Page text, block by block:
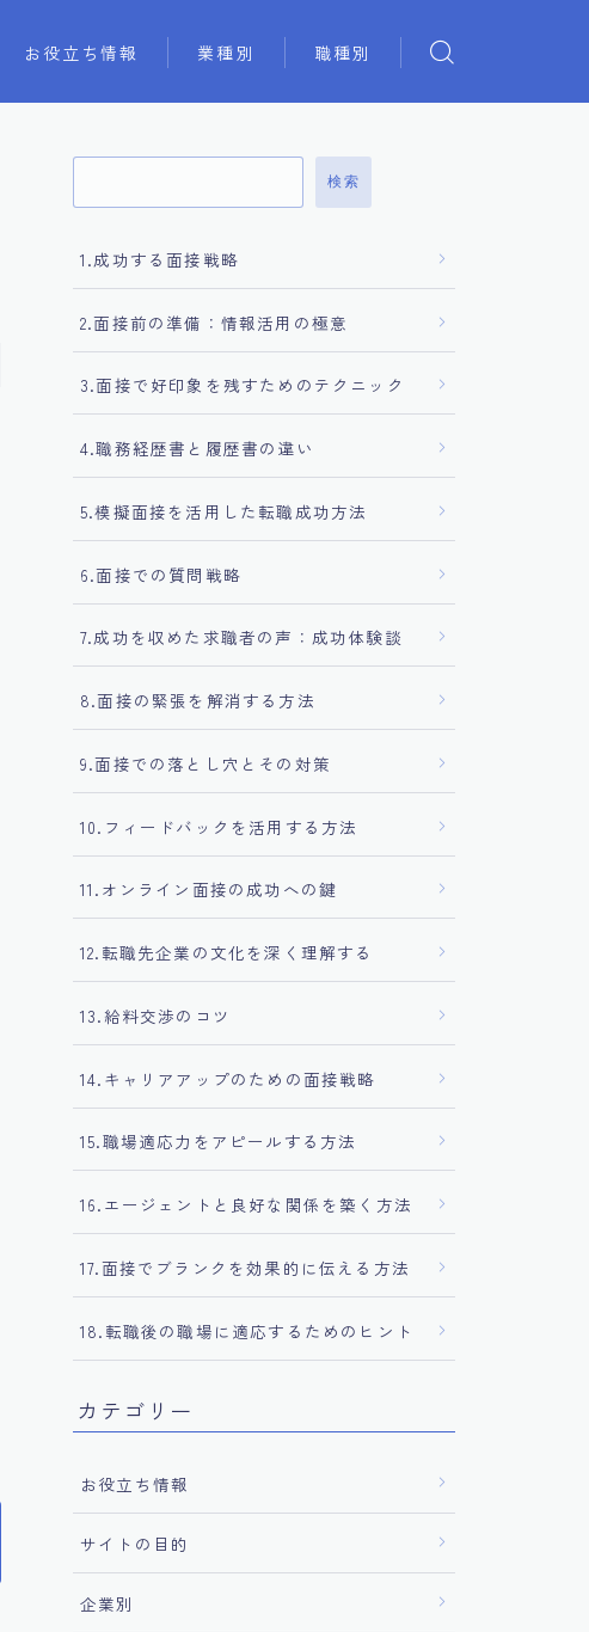
お役立ち情報 業種別 職種別
検索
1.成功する面接戦略
2.面接前の準備：情報活用の極意
3.面接で好印象を残すためのテクニック
4.職務経歴書と履歴書の違い
5.模擬面接を活用した転職成功方法
6.面接での質問戦略
7.成功を収めた求職者の声：成功体験談
8.面接の緊張を解消する方法
9.面接での落とし穴とその対策
10.フィードバックを活用する方法
11.オンライン面接の成功への鍵
12.転職先企業の文化を深く理解する
13.給料交渉のコツ
14.キャリアアップのための面接戦略
15.職場適応力をアピールする方法
16.エージェントと良好な関係を築く方法
17.面接でブランクを効果的に伝える方法
18.転職後の職場に適応するためのヒント
カテゴリー
お役立ち情報
サイトの目的
企業別